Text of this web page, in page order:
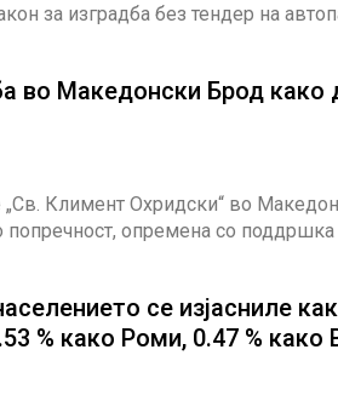
за изградба без тендер на
во Македонски Брод како
Климент Охридски“ во
попречност, опремена со
се изјасниле
% како Роми, 0.47 % како